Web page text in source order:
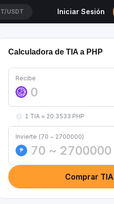
USDT Iniciar Sesión
Calculadora de TIA a PHP
Recibe
1 TIA ≈ 20.3533 PHP
Invierte (70 ~ 2700000)
₱
Comprar TIA